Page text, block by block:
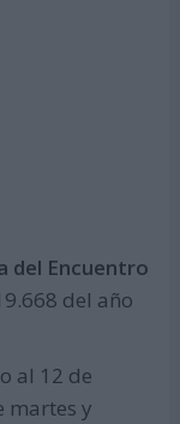
del Encuentro
del año
al 12 de
martes y